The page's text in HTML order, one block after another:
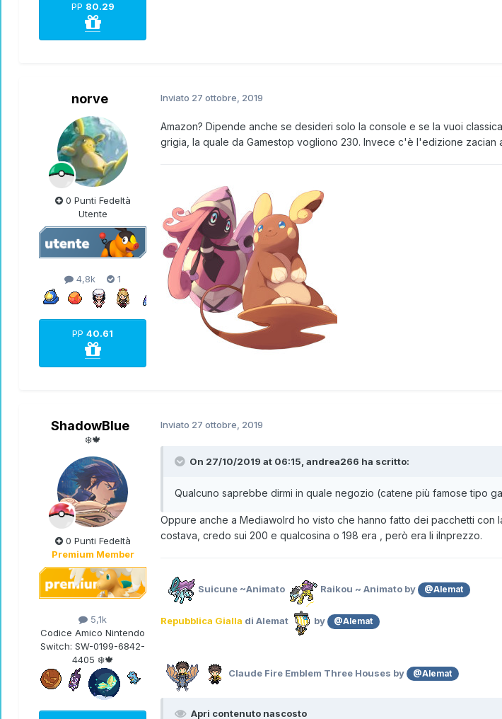
PP 80.29
norve
0 Punti Fedeltà
Utente
4,8k 1
PP 40.61
Inviato 27 ottobre, 2019
Amazon? Dipende anche se desideri solo la console e se la vuoi
grigia, la quale da Gamestop vogliono 230. Invece c'è l'edizione
ShadowBlue
❄️🍁
0 Punti Fedeltà
Premium Member
5,1k
Codice Amico Nintendo
Switch: SW-0199-6842-
4405 ❄️🍁
Inviato 27 ottobre, 2019
On 27/10/2019 at 06:15, andrea266 ha scritto:
Qualcuno saprebbe dirmi in quale negozio (catene più famose tipo
Oppure anche a Mediawolrd ho visto che hanno fatto dei pacchetti
costava, credo sui 200 e qualcosina o 198 era , però era li ilnprezzo.
Suicune ~Animato Raikou ~ Animato by @Alemat
Repubblica Gialla di Alemat by @Alemat
Claude Fire Emblem Three Houses by @Alemat
Apri contenuto nascosto